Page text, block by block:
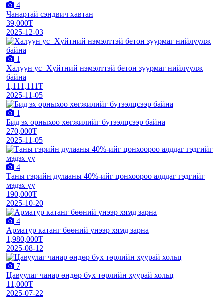
4
Чанартай сэндвич хавтан
39,000₮
2025-12-03
1
Халуун ус+Хүйтний нэмэлттэй бетон зуурмаг нийлүүлж
байна
1,111,111₮
2025-11-05
1
Бид эх орныхоо хөгжилийг бүтээлцсээр байна
270,000₮
2025-11-05
4
Таны гэрийн дулааны 40%-ийг цонхоороо алддаг гэдгийг
мэдэх үү
190,000₮
2025-10-20
4
Арматур катанг бөөний үнээр хямд зарна
1,980,000₮
2025-08-12
7
Цавуулаг чанар өндөр бүх төрлийн хуурай хольц
11,000₮
2025-07-22